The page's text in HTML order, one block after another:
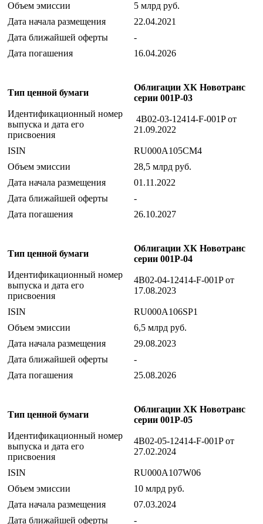
Объем эмиссии
5 млрд руб.
Дата начала размещения
22.04.2021
Дата ближайшей оферты
-
Дата погашения
16.04.2026
Тип ценной бумаги
Облигации ХК Новотранс
серии 001P-03
Идентификационный номер
выпуска и дата его
присвоения
4B02-03-12414-F-001P от
21.09.2022
ISIN
RU000A105CM4
Объем эмиссии
28,5 млрд руб.
Дата начала размещения
01.11.2022
Дата ближайшей оферты
-
Дата погашения
26.10.2027
Тип ценной бумаги
Облигации ХК Новотранс
серии 001P-04
Идентификационный номер
выпуска и дата его
присвоения
4B02-04-12414-F-001P от
17.08.2023
ISIN
RU000A106SP1
Объем эмиссии
6,5 млрд руб.
Дата начала размещения
29.08.2023
Дата ближайшей оферты
-
Дата погашения
25.08.2026
Тип ценной бумаги
Облигации ХК Новотранс
серии 001P-05
Идентификационный номер
выпуска и дата его
присвоения
4B02-05-12414-F-001P от
27.02.2024
ISIN
RU000A107W06
Объем эмиссии
10 млрд руб.
Дата начала размещения
07.03.2024
Дата ближайшей оферты
-